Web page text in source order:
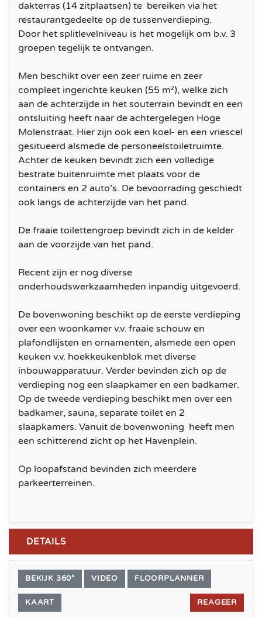
dakterras (14 zitplaatsen) te bereiken via het
restaurantgedeelte op de tussenverdieping.
Door het splitlevelniveau is het mogelijk om b.v. 3
groepen tegelijk te ontvangen.
Men beschikt over een zeer ruime en zeer
compleet ingerichte keuken (55 m²), welke zich
aan de achterzijde in het souterrain bevindt en een
ontsluiting heeft naar de achtergelegen Hoge
Molenstraat. Hier zijn ook een koel- en een vriescel
gesitueerd alsmede de personeelstoiletruimte.
Achter de keuken bevindt zich een volledige
bestrate buitenruimte met plaats voor de
containers en 2 auto’s. De bevoorrading geschiedt
ook langs de achterzijde van het pand.
De fraaie toilettengroep bevindt zich in de kelder
aan de voorzijde van het pand.
Recent zijn er nog diverse
onderhoudswerkzaamheden inpandig uitgevoerd.
De bovenwoning beschikt op de eerste verdieping
over een woonkamer v.v. fraaie schouw en
plafondlijsten en ornamenten, alsmede een open
keuken v.v. hoekkeukenblok met diverse
inbouwapparatuur. Verder bevinden zich op de
verdieping nog een slaapkamer en een badkamer.
Op de tweede verdieping beschikt men over een
badkamer, sauna, separate toilet en 2
slaapkamers. Vanuit de bovenwoning heeft men
een schitterend zicht op het Havenplein.
Op loopafstand bevinden zich meerdere
parkeerterreinen.
DETAILS
BEKIJK 360° VIDEO FLOORPLANNER
KAART REAGEER